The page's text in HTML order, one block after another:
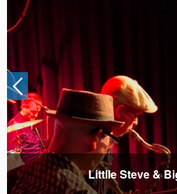
Littlle Steve &